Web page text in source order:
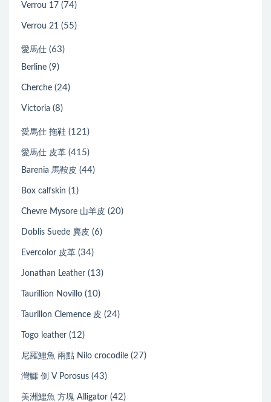
Verrou 17 (74)
Verrou 21 (55)
愛馬仕 (63)
Berline (9)
Cherche (24)
Victoria (8)
愛馬仕 拖鞋 (121)
愛馬仕 皮革 (415)
Barenia 馬鞍皮 (44)
Box calfskin (1)
Chevre Mysore 山羊皮 (20)
Doblis Suede 麂皮 (6)
Evercolor 皮革 (34)
Jonathan Leather (13)
Taurillion Novillo (10)
Taurillon Clemence 皮 (24)
Togo leather (12)
尼羅鱷魚 兩點 Nilo crocodile (27)
灣鱷 倒 V Porosus (43)
美洲鱷魚 方塊 Alligator (42)